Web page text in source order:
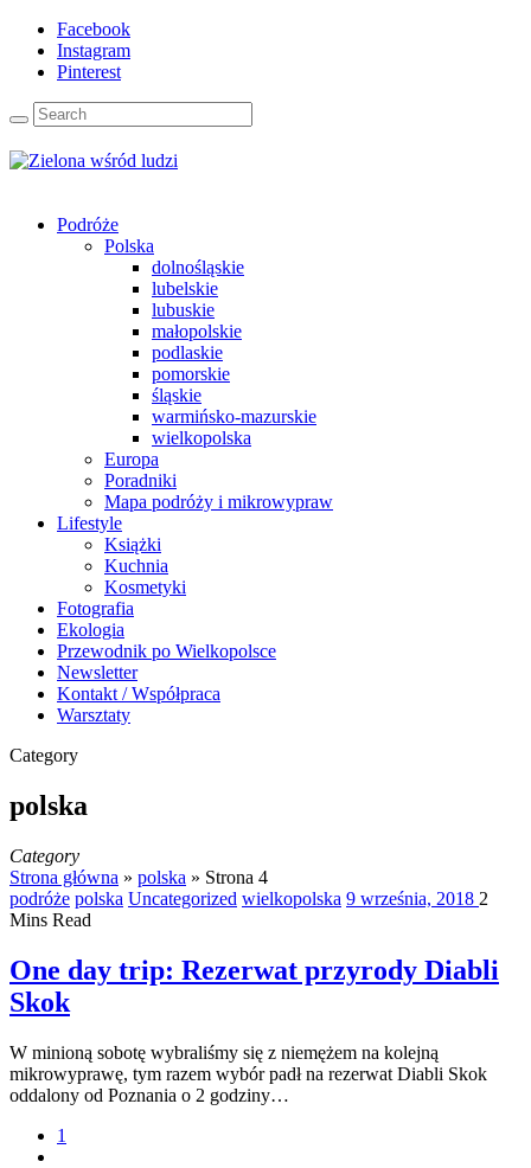
Facebook
Instagram
Pinterest
Podróże
Polska
dolnośląskie
lubelskie
lubuskie
małopolskie
podlaskie
pomorskie
śląskie
warmińsko-mazurskie
wielkopolska
Europa
Poradniki
Mapa podróży i mikrowypraw
Lifestyle
Książki
Kuchnia
Kosmetyki
Fotografia
Ekologia
Przewodnik po Wielkopolsce
Newsletter
Kontakt / Współpraca
Warsztaty
Category
polska
Category
Strona główna » polska » Strona 4
podróże polska Uncategorized wielkopolska 9 września, 2018 2
Mins Read
One day trip: Rezerwat przyrody Diabli
Skok
W minioną sobotę wybraliśmy się z niemężem na kolejną
mikrowyprawę, tym razem wybór padł na rezerwat Diabli Skok
oddalony od Poznania o 2 godziny…
1